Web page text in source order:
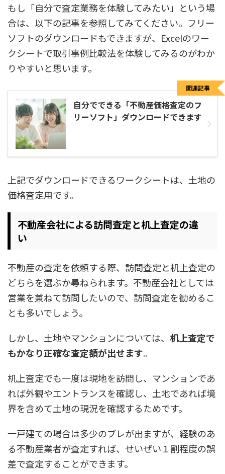
もし「自分で査定業務を体験してみたい」という場
合は、以下の記事を参照してみてください。フリー
ソフトのダウンロードもできますが、Excelのワー
クシートで取引事例比較法を体験してみるのがわか
りやすいと思います。
自分でできる「不動産価格査定のフ
リーソフト」ダウンロードできます
関連記事
上記でダウンロードできるワークシートは、土地の
価格査定用です。
不動産会社による訪問査定と机上査定の違
い
不動産の査定を依頼する際、訪問査定と机上査定の
どちらを選ぶか尋ねられます。不動産会社としては
営業を兼ねて訪問したいので、訪問査定を勧めるこ
とも多いでしょう。
しかし、土地やマンションについては、 机上査定で
もかなり正確な査定額が出せます。
机上査定でも一度は現地を訪問し、マンションであ
れば外観やエントランスを確認し、土地であれば境
界を含めて土地の現況を確認するためです。
一戸建ての場合は多少のブレが出ますが、経験のあ
る不動産業者が査定すれば、せいぜい１割程度の誤
差で査定することができます。